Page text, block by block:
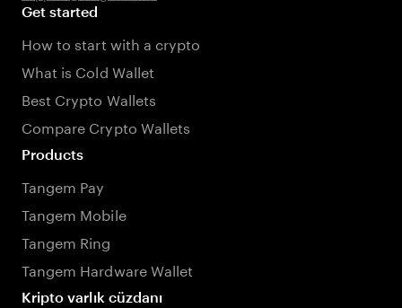
Get started
How to start with a crypto
What is Cold Wallet
Best Crypto Wallets
Compare Crypto Wallets
Products
Tangem Pay
Tangem Mobile
Tangem Ring
Tangem Hardware Wallet
Kripto varlık cüzdanı